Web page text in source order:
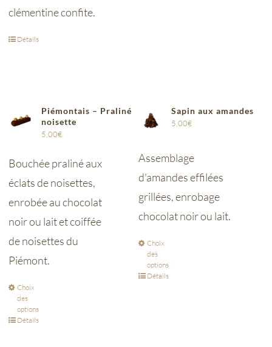
clémentine confite.
Détails
Piémontais – Praliné
noisette
5,00€
Bouchée praliné aux
éclats de noisettes,
enrobée au chocolat
noir ou lait et coiffée
de noisettes du
Piémont.
Choix
des
options
Détails
Sapin aux amandes
5,00€
Assemblage
d'amandes effilées
grillées, enrobage
chocolat noir ou lait.
Choix
des
options
Détails